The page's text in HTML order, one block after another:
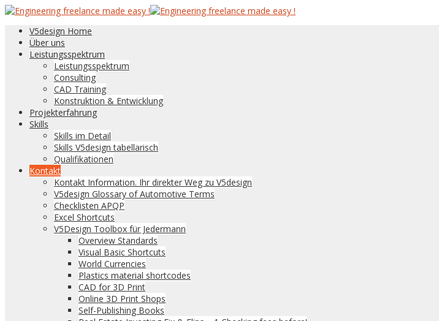
V5design Home
Über uns
Leistungsspektrum
Leistungsspektrum
Consulting
CAD Training
Konstruktion & Entwicklung
Projekterfahrung
Skills
Skills im Detail
Skills V5design tabellarisch
Qualifikationen
Kontakt
Kontakt Information. Ihr direkter Weg zu V5design
V5design Glossary of Automotive Terms
Checklisten APQP
Excel Shortcuts
V5Design Toolbox für Jedermann
Overview Standards
Visual Basic Shortcuts
World Currencies
Plastics material shortcodes
CAD for 3D Print
Online 3D Print Shops
Self-Publishing Books